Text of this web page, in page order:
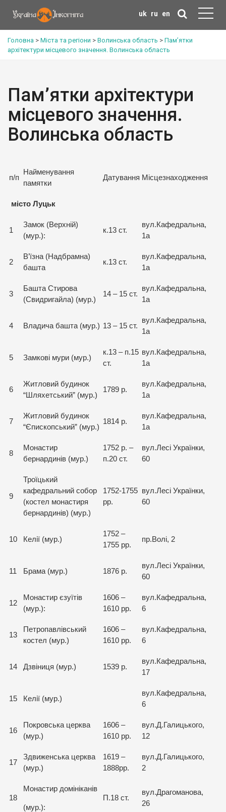
uk ru en
Головна > Міста та регіони > Волинська область > Пам’ятки
архітектури місцевого значення. Волинська область
Пам’ятки архітектури
місцевого значення.
Волинська область
п/п
Найменування
памятки
Датування Місцезнаходження
місто Луцьк
1
Замок (Верхній)
(мур.):
к.13 ст.
вул.Кафедральна,
1а
2
В’їзна (Надбрамна)
башта
к.13 ст.
вул.Кафедральна,
1а
3
Башта Стирова
(Свидригайла) (мур.)
14 – 15 ст.
вул.Кафедральна,
1а
4 Владича башта (мур.) 13 – 15 ст.
вул.Кафедральна,
1а
5 Замкові мури (мур.)
к.13 – п.15
ст.
вул.Кафедральна,
1а
6
Житловий будинок
“Шляхетський” (мур.)
1789 р.
вул.Кафедральна,
1а
7
Житловий будинок
“Єпископський” (мур.)
1814 р.
вул.Кафедральна,
1а
8
Монастир
бернардинів (мур.)
1752 р. –
п.20 ст.
вул.Лесі Українки,
60
9
Троїцький
кафедральний собор
(костел монастиря
бернардинів) (мур.)
1752-1755
рр.
вул.Лесі Українки,
60
10 Келії (мур.)
1752 –
1755 рр.
пр.Волі, 2
11 Брама (мур.) 1876 р.
вул.Лесі Українки,
60
12
Монастир єзуїтів
(мур.):
1606 –
1610 рр.
вул.Кафедральна,
6
13
Петропавлівський
костел (мур.)
1606 –
1610 рр.
вул.Кафедральна,
6
14 Дзвіниця (мур.) 1539 р.
вул.Кафедральна,
17
15 Келії (мур.)
вул.Кафедральна,
6
16
Покровська церква
(мур.)
1606 –
1610 рр.
вул.Д.Галицького,
12
17
Здвиженська церква
(мур.)
1619 –
1888рр.
вул.Д.Галицького,
2
18
Монастир домініканів
(мур.):
П.18 ст.
вул.Драгоманова,
26